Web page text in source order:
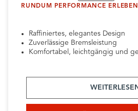
RUNDUM PERFORMANCE ERLEBEN
Raffiniertes, elegantes Design
Zuverlässige Bremsleistung
Komfortabel, leichtgängig und